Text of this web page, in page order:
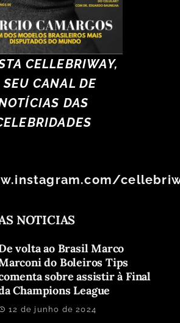
CELLEBRIWAY,
SEU CANAL DE
DAS
NOTICIAS
volta ao Brasil Marco
do Boleiros Tips
sobre assistir à Final
Champions League
12 de junho de 2024